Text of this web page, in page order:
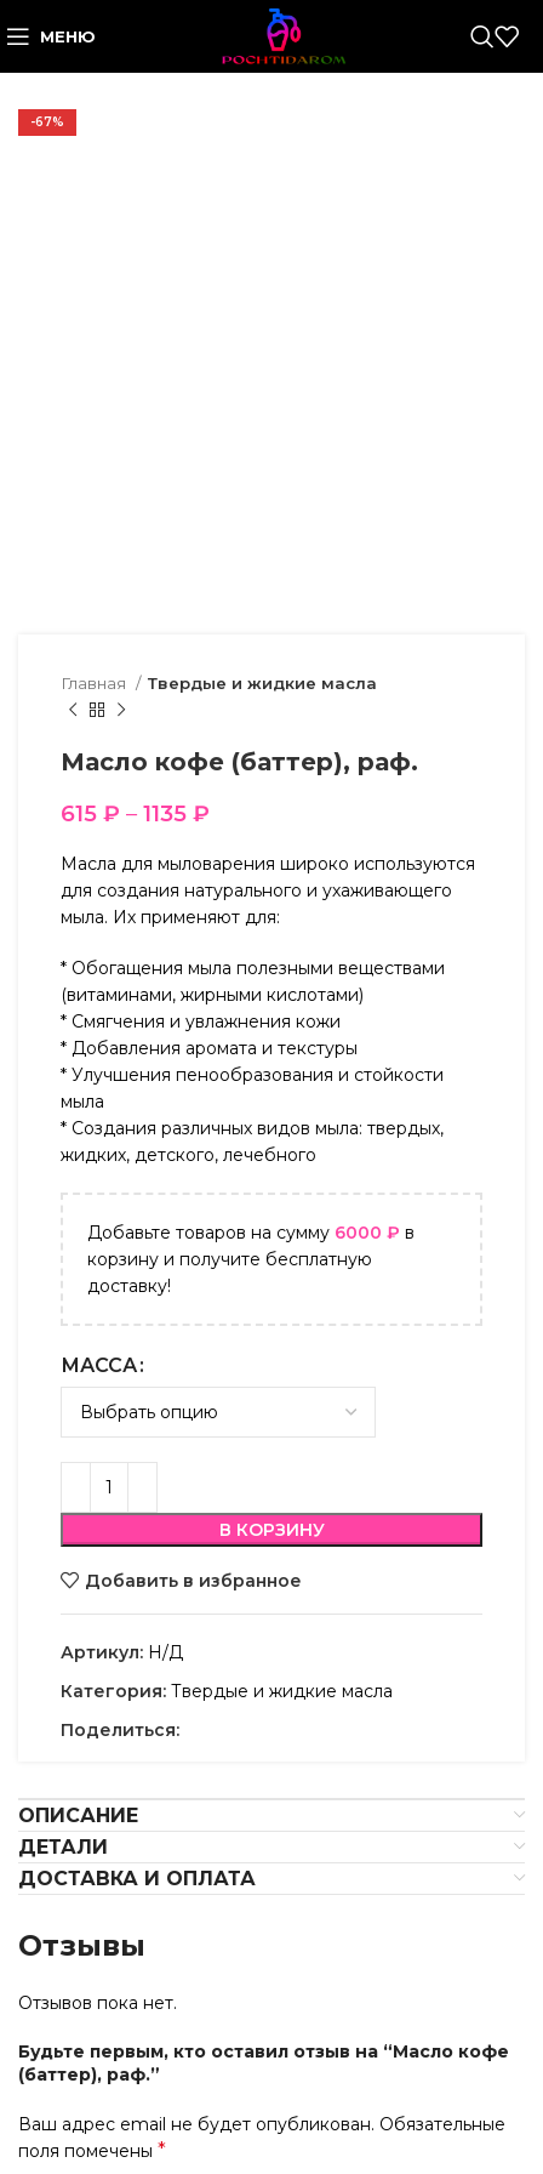
МЕНЮ
-67%
Главная Твердые и жидкие масла
Масло кофе (баттер), раф.
615 ₽ – 1135 ₽
Масла для мыловарения широко используются
для создания натурального и ухаживающего
мыла. Их применяют для:
* Обогащения мыла полезными веществами
(витаминами, жирными кислотами)
* Смягчения и увлажнения кожи
* Добавления аромата и текстуры
* Улучшения пенообразования и стойкости
мыла
* Создания различных видов мыла: твердых,
жидких, детского, лечебного
Добавьте товаров на сумму 6000 ₽ в
корзину и получите бесплатную
доставку!
МАССА
В КОРЗИНУ
Добавить в избранное
Артикул: Н/Д
Категория: Твердые и жидкие масла
Поделиться:
ОПИСАНИЕ
ДЕТАЛИ
ДОСТАВКА И ОПЛАТА
Отзывы
Отзывов пока нет.
Будьте первым, кто оставил отзыв на “Масло кофе
(баттер), раф.”
Ваш адрес email не будет опубликован. Обязательные
поля помечены *